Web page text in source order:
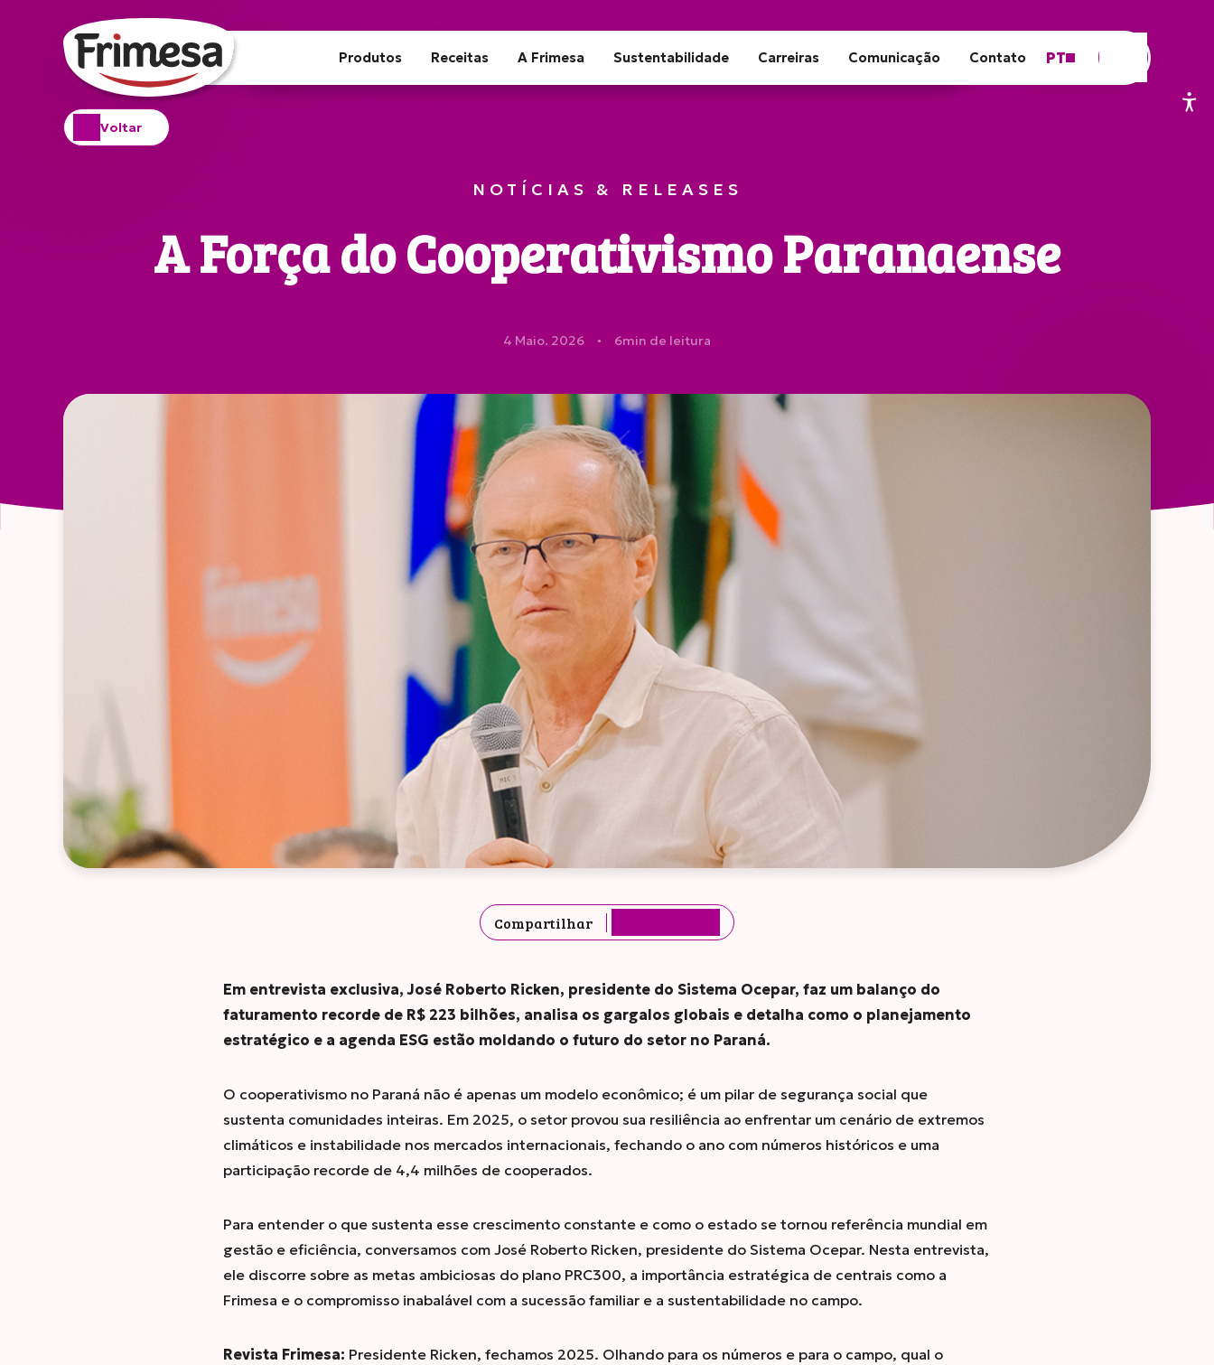
Produtos Receitas A Frimesa Sustentabilidade Carreiras Comunicação Contato PT
Voltar
NOTÍCIAS & RELEASES
A Força do Cooperativismo Paranaense
4 Maio. 2026 ● 6min de leitura
Compartilhar
Em entrevista exclusiva, José Roberto Ricken, presidente do Sistema Ocepar, faz um balanço do
faturamento recorde de R$ 223 bilhões, analisa os gargalos globais e detalha como o planejamento
estratégico e a agenda ESG estão moldando o futuro do setor no Paraná.
O cooperativismo no Paraná não é apenas um modelo econômico; é um pilar de segurança social que
sustenta comunidades inteiras. Em 2025, o setor provou sua resiliência ao enfrentar um cenário de extremos
climáticos e instabilidade nos mercados internacionais, fechando o ano com números históricos e uma
participação recorde de 4,4 milhões de cooperados.
Para entender o que sustenta esse crescimento constante e como o estado se tornou referência mundial em
gestão e eficiência, conversamos com José Roberto Ricken, presidente do Sistema Ocepar. Nesta entrevista,
ele discorre sobre as metas ambiciosas do plano PRC300, a importância estratégica de centrais como a
Frimesa e o compromisso inabalável com a sucessão familiar e a sustentabilidade no campo.
Revista Frimesa: Presidente Ricken, fechamos 2025. Olhando para os números e para o campo, qual o